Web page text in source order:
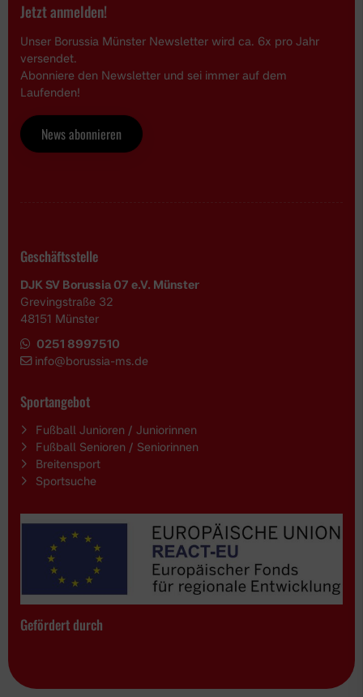
Jetzt anmelden!
Unser Borussia Münster Newsletter wird ca. 6x pro Jahr
versendet.
Abonniere den Newsletter und sei immer auf dem
Laufenden!
News abonnieren
Geschäftsstelle
DJK SV Borussia 07 e.V. Münster
Grevingstraße 32
48151 Münster
0251 8997510
info@borussia-ms.de
Sportangebot
Fußball Junioren / Juniorinnen
Fußball Senioren / Seniorinnen
Breitensport
Sportsuche
Gefördert durch